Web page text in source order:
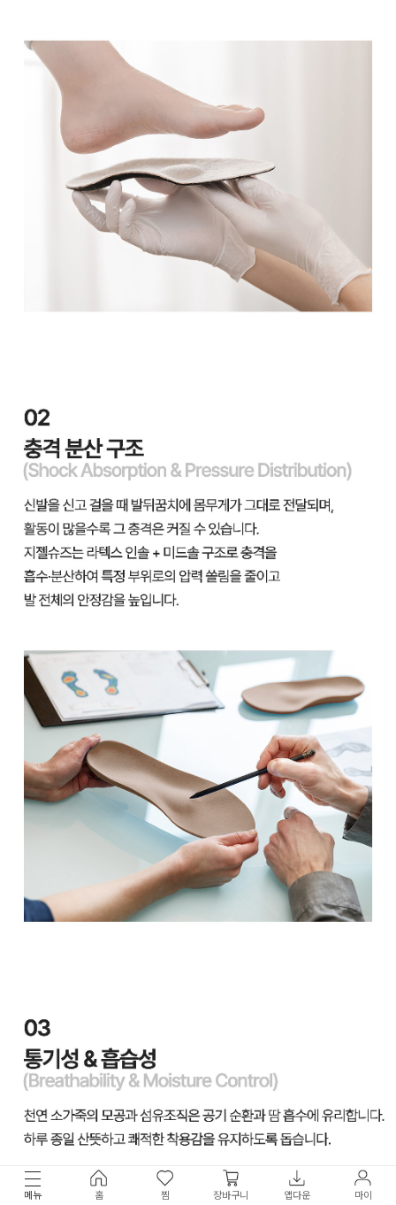
메뉴 홈 찜 장바구니 앱다운 마이